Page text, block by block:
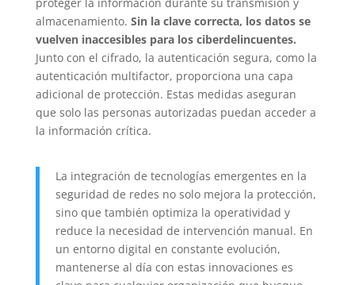
almacenamiento. Sin la clave correcta, los datos se
vuelven inaccesibles para los ciberdelincuentes.
Junto con el cifrado, la autenticación segura, como la
autenticación multifactor, proporciona una capa
adicional de protección. Estas medidas aseguran
que solo las personas autorizadas puedan acceder a
la información crítica.
La integración de tecnologías emergentes en la
seguridad de redes no solo mejora la protección,
sino que también optimiza la operatividad y
reduce la necesidad de intervención manual. En
un entorno digital en constante evolución,
mantenerse al día con estas innovaciones es